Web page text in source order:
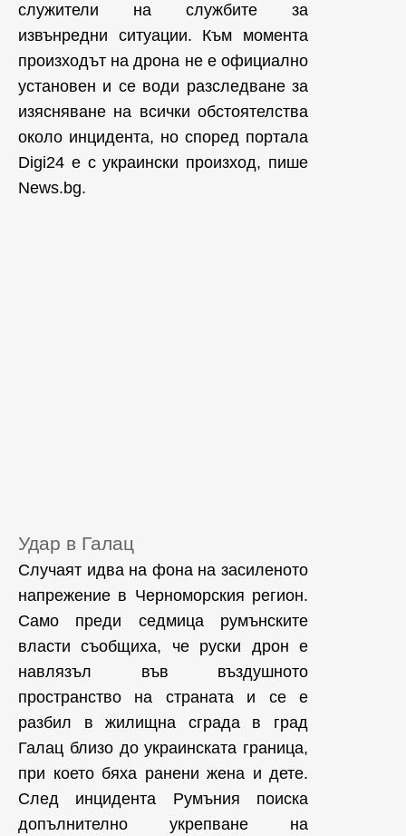
служители на службите за
извънредни ситуации. Към момента
произходът на дрона не е официално
установен и се води разследване за
изясняване на всички обстоятелства
около инцидента, но според портала
Digi24 е с украински произход, пише
News.bg.
Удар в Галац
Случаят идва на фона на засиленото
напрежение в Черноморския регион.
Само преди седмица румънските
власти съобщиха, че руски дрон е
навлязъл във въздушното
пространство на страната и се е
разбил в жилищна сграда в град
Галац близо до украинската граница,
при което бяха ранени жена и дете.
След инцидента Румъния поиска
допълнително укрепване на